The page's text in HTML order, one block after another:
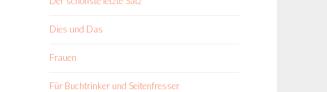
Dies und Das
Frauen
Für Buchtrinker und Seitenfresser